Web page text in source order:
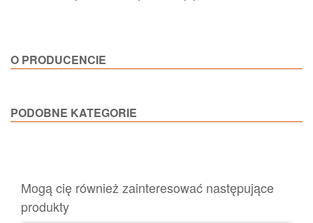
O PRODUCENCIE
PODOBNE KATEGORIE
Mogą cię również zainteresować następujące
produkty